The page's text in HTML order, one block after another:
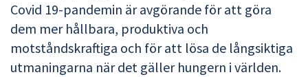
Covid 19-pandemin är avgörande för att göra
dem mer hållbara, produktiva och
motståndskraftiga och för att lösa de långsiktiga
utmaningarna när det gäller hungern i världen.